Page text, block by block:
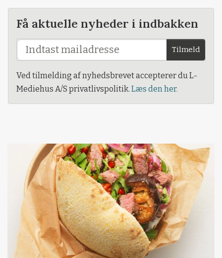
Få aktuelle nyheder i indbakken
Tilmeld
Ved tilmelding af nyhedsbrevet accepterer du L-
Mediehus A/S privatlivspolitik. Læs den her.